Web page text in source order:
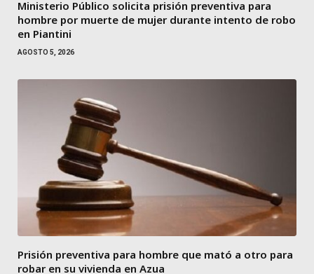
Ministerio Público solicita prisión preventiva para
hombre por muerte de mujer durante intento de robo
en Piantini
AGOSTO 5, 2026
Prisión preventiva para hombre que mató a otro para
robar en su vivienda en Azua